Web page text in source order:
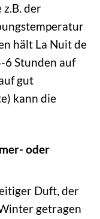
der
hält La Nuit de
6 Stunden auf
gut
kann die
oder
Duft, der
getragen